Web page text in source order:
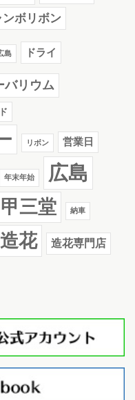
ンボリボン
島 ドライ
バリウム
リボン 営業日
年末年始 広島
甲三堂 納車
造花 造花専門店